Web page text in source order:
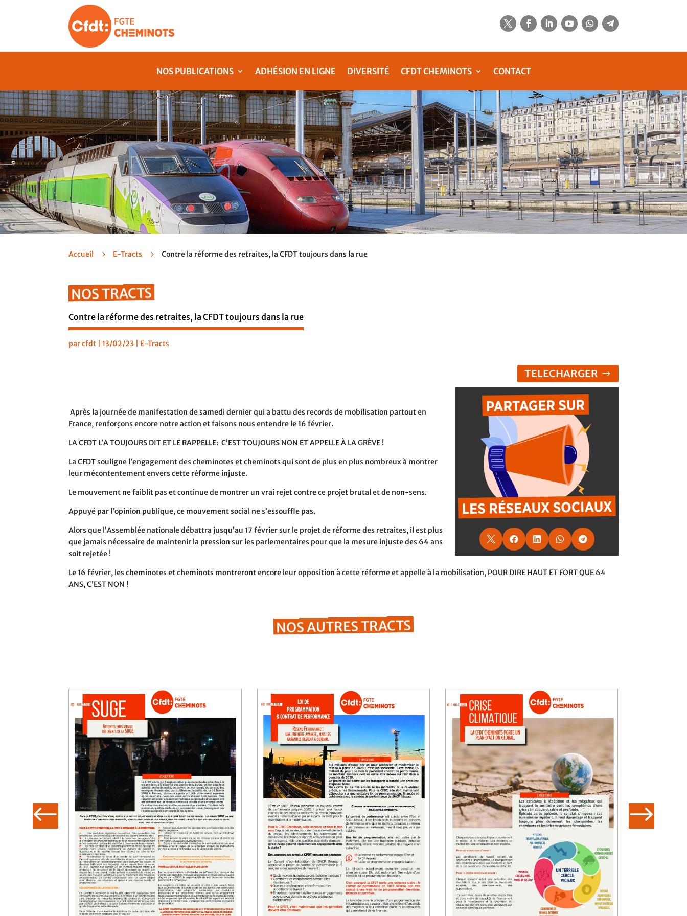
NOS PUBLICATIONS ADHÉSION EN LIGNE DIVERSITÉ CFDT CHEMINOTS CONTACT
Accueil 5 E-Tracts 5 Contre la réforme des retraites, la CFDT toujours dans la rue
NOS TRACTS
Contre la réforme des retraites, la CFDT toujours dans la rue
parcfdt |13/02/23 E-Tracts
TELECHARGER
    
Après la journée de manifestation de samedi dernier qui a battu des records de mobilisation partout en
France, renforçons encore notre action et faisons nous entendre le 16 février.
LA CFDT L’A TOUJOURS DIT ET LE RAPPELLE: C’EST TOUJOURS NON ET APPELLE À LA GRÈVE !
La CFDT souligne l’engagement des cheminotes et cheminots qui sont de plus en plus nombreux à montrer
leur mécontentement envers cette réforme injuste.
Le mouvement ne faiblit pas et continue de montrer un vrai rejet contre ce projet brutal et de non-sens.
Appuyé par l’opinion publique, ce mouvement social ne s’essouffle pas.
Alors que l’Assemblée nationale débattra jusqu’au 17 février sur le projet de réforme des retraites, il est plus
que jamais nécessaire de maintenir la pression sur les parlementaires pour que la mesure injuste des 64 ans
soit rejetée !
Le 16 février, les cheminotes et cheminots montreront encore leur opposition à cette réforme et appelle à la mobilisation, POUR DIRE HAUT ET FORT QUE 64
ANS, C’EST NON !
NOS AUTRES TRACTS